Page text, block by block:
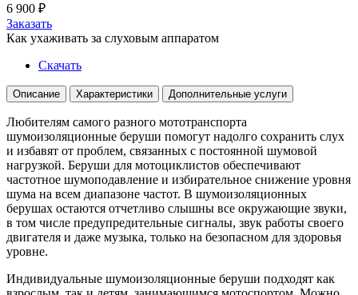
6 900 ₽
Заказать
Как ухаживать за слуховым аппаратом
Скачать
Описание Характеристики Дополнительные услуги
Любителям самого разного мототранспорта
шумоизоляционные беруши помогут надолго сохранить слух
и избавят от проблем, связанных с постоянной шумовой
нагрузкой. Беруши для мотоциклистов обеспечивают
частотное шумоподавление и избирательное снижение уровня
шума на всем диапазоне частот. В шумоизоляционных
берушах остаются отчетливо слышны все окружающие звуки,
в том числе предупредительные сигналы, звук работы своего
двигателя и даже музыка, только на безопасном для здоровья
уровне.
Индивидуальные шумоизоляционные беруши подходят как